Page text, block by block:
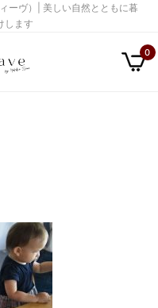
ーヴ）| 美しい自然とともに暮
します
0